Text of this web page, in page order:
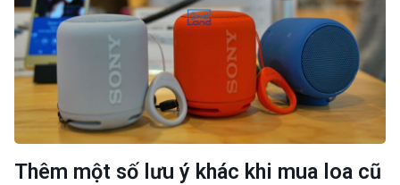
Thêm một số lưu ý khác khi mua loa cũ